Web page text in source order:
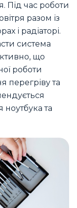
Під час роботи
разом із
і радіаторі.
система
що
роботи
перегріву та
та